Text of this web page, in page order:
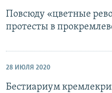
Повсюду «цветные
протесты в
28 ИЮЛЯ 2020
Бестиариум